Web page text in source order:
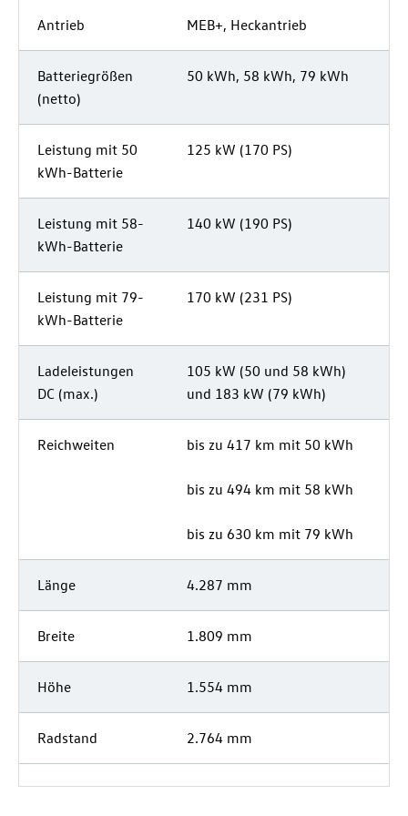
Antrieb MEB+, Heckantrieb
Batteriegrößen
(netto)
50 kWh, 58 kWh, 79 kWh
Leistung mit 50
kWh-Batterie
125 kW (170 PS)
Leistung mit 58-
kWh-Batterie
140 kW (190 PS)
Leistung mit 79-
kWh-Batterie
170 kW (231 PS)
Ladeleistungen
DC (max.)
105 kW (50 und 58 kWh)
und 183 kW (79 kWh)
Reichweiten bis zu 417 km mit 50 kWh
bis zu 494 km mit 58 kWh
bis zu 630 km mit 79 kWh
Länge 4.287 mm
Breite 1.809 mm
Höhe 1.554 mm
Radstand 2.764 mm